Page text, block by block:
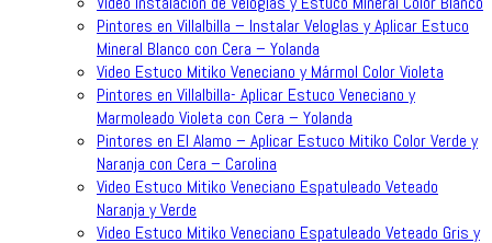
Pintores en Villalbilla – Instalar Veloglas y Aplicar Estuco
Mineral Blanco con Cera – Yolanda
Video Estuco Mitiko Veneciano y Mármol Color Violeta
Pintores en Villalbilla- Aplicar Estuco Veneciano y
Marmoleado Violeta con Cera – Yolanda
Pintores en El Alamo – Aplicar Estuco Mitiko Color Verde y
Naranja con Cera – Carolina
Video Estuco Mitiko Veneciano Espatuleado Veteado
Naranja y Verde
Video Estuco Mitiko Veneciano Espatuleado Veteado Gris y